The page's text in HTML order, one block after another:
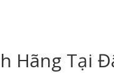
Hãng Tại